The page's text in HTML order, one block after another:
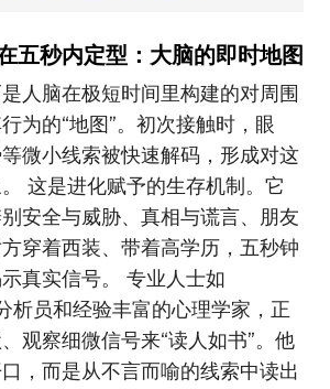
五秒内定型：大脑的即时地图
人脑在极短时间里构建的对周围
为的“地图”。初次接触时，眼
微小线索被快速解码，形成对这
这是进化赋予的生存机制。它
安全与威胁、真相与谎言、朋友
穿着西装、带着高学历，五秒钟
真实信号。 专业人士如
员和经验丰富的心理学家，正
观察细微信号来“读人如书”。他
，而是从不言而喻的线索中读出